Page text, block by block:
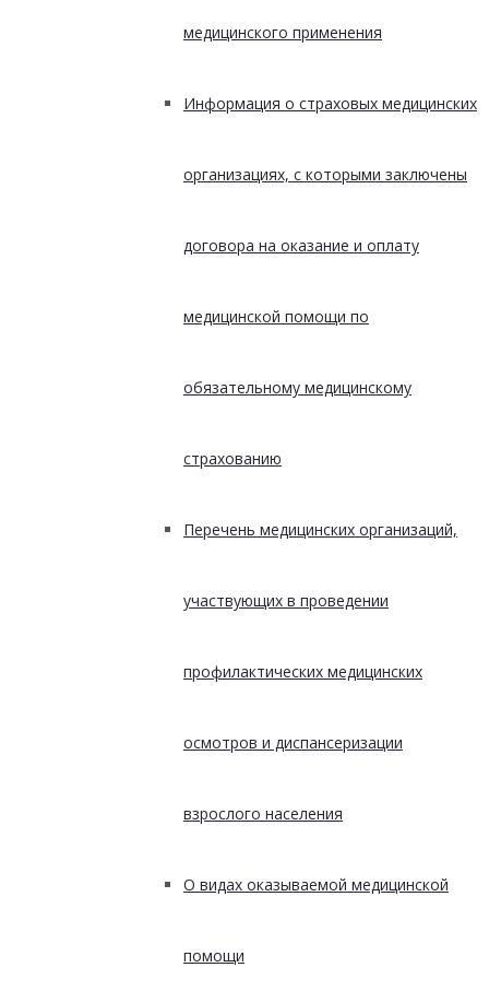
медицинского применения
Информация о страховых медицинских
организациях, с которыми заключены
договора на оказание и оплату
медицинской помощи по
обязательному медицинскому
страхованию
Перечень медицинских организаций,
участвующих в проведении
профилактических медицинских
осмотров и диспансеризации
взрослого населения
О видах оказываемой медицинской
помощи